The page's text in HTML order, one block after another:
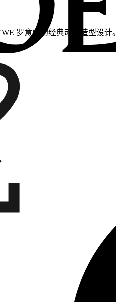
罗意威的经典动物造型设计